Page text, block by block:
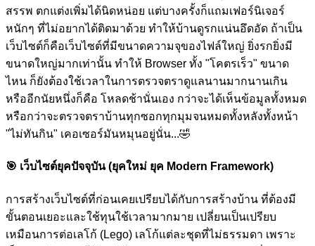
สรรพ ตกแต่งเพิ่มได้นิดหน่อย แต่บางครั้งก็แถมเฟอร์นิเจอร์
หนักๆ ที่ไม่อยากได้ติดมาด้วย ทำให้บ้านดูรกแน่นอึดอัด ถ้าเป็น
เว็บไซต์ก็คือเว็บไซต์ที่มีขนาดความจุของไฟล์ใหญ่ ยิ่งรกยิ่งมี
ขนาดใหญ่มากเท่านั้น ทำให้ Browser ทั้ง "โคตรเร็ว" ขนาด
ไหน ก็ยังต้องใช้เวลาในการตรวจตราดูแลนานมากนานเกิน
หรืออีกนัยหนึ่งก็คือ โหลดช้านั่นเอง กว่าจะได้เห็นข้อมูลทั้งหมด
หรือกว่าจะตรวจตราบ้านทุกซอกทุกมุมจนหมดทั้งหลังทั้งหน้า
"ไม่ทันกิน" เคอเซอร์มันหมุนอยู่นั่น...🤣
🎯 เว็บไซต์ยุคปัจจุบัน (ยุคใหม่ ยุค Modern Framework)
การสร้างเว็บไซต์ที่ก่อนเคยเปรียบได้กับการสร้างบ้าน ที่ต้องมี
ขั้นตอนเยอะและใช้ทุนใช้เวลามากมาย เปลี่ยนเป็นเปรียบ
เหมือนการต่อเลโก้ (Lego) เลโก้แต่ละชุดที่ไม่ธรรมดา เพราะ